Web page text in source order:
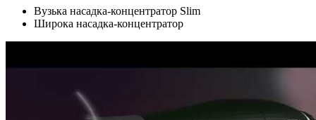
Вузька насадка-концентратор Slim
Широка насадка-концентратор